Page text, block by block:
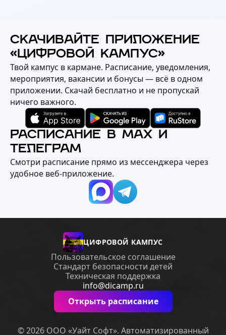
СКАЧИВАЙТЕ ПРИЛОЖЕНИЕ
«ЦИФРОВОЙ КАМПУС»
Твой кампус в кармане. Расписание, уведомления,
мероприятия, вакансии и бонусы — всё в одном
приложении. Скачай бесплатно и не пропускай
ничего важного.
РАСПИСАНИЕ В MAX И
ТЕЛЕГРАМ
Смотри расписание прямо из мессенджера через
удобное веб‑приложение.
ЦИФРОВОЙ КАМПУС
Пользовательское соглашение
Стандарт безопасности детей
Техническая поддержка
info@dicamp.ru
Открыть расписание
© 2026 ООО «Уайт Софт». Автоматизированный